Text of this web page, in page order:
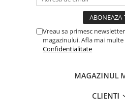
Coliere si cleme saVreau sa primesc
magazinului. Afla mai multe
Confidentialitate
MAGAZINUL
CLIENTI